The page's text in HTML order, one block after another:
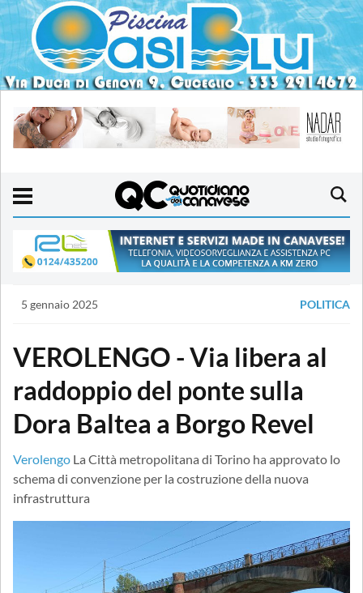
5 gennaio 2025 POLITICA
VEROLENGO - Via libera al
raddoppio del ponte sulla
Dora Baltea a Borgo Revel
Verolengo La Città metropolitana di Torino ha approvato lo
schema di convenzione per la costruzione della nuova
infrastruttura